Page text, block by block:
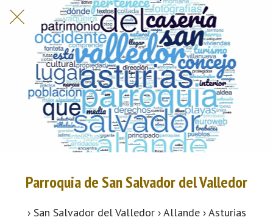
Parroquia de San Salvador del Valledor
› San Salvador del Valledor › Allande › Asturias